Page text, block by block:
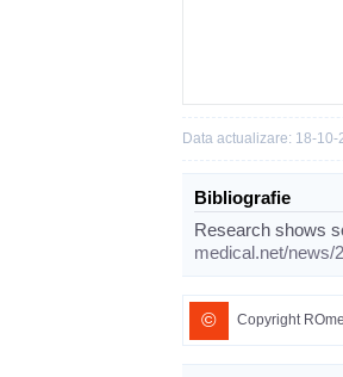
Data actualizare: 18-
Bibliografie
Research shows
medical.net/news/
© Copyright